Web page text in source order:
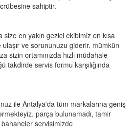
sahiptir.
en yakın gezici ekibimiz en kısa
ve sorununuzu giderir. mümkün
sizin ortamınızda hızlı müdahale
takdirde servis formu karşılığında
ile Antalya'da tüm markalarına geniş
parça bulunamadı, tamir
servisimizde